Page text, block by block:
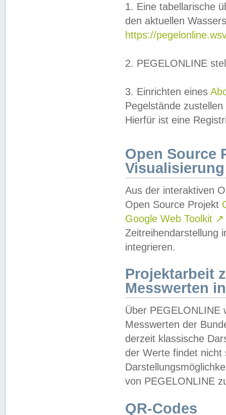
1. Eine tabellarische
den aktuellen
https://
2. PEGELONLINE
3. Einrichten eines
Pegelstände
Hierfür ist eine
Open Source
Visualisierung
Aus der interaktiven
Open Source Projekt
Google Web Toolkit ↗
Zeitreihendarstellung
integrieren.
Projektarbeit
Messwerten
Über PEGELONLINE
Messwerten der
derzeit klassische
der Werte findet
von PEGELONLINE
QR-Codes